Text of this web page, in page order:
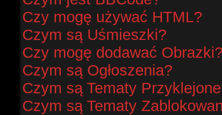
Czy mogę używać HTML?
Czym są Uśmieszki?
Czy mogę dodawać
Czym są Ogłoszenia?
Czym są Tematy
Czym są Tematy